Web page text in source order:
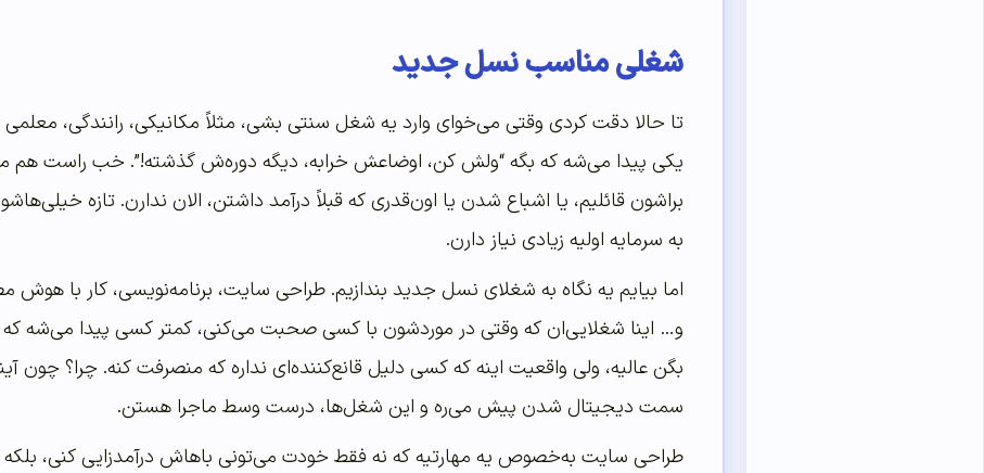
شغلی مناسب نسل جدید
تا حالا دقت کردی وقتی می‌خوای وارد یه شغل سنتی بشی، مثلاً مکانیکی، رانندگی،
یکی پیدا می‌شه که بگه “ولش کن، اوضاعش خرابه، دیگه دوره‌ش گذشته!”. خب راست هم
براشون قائلیم، یا اشباع شدن یا اون‌قدری که قبلاً درآمد داشتن، الان ندارن. تازه
به سرمایه اولیه زیادی نیاز دارن.
اما بیایم یه نگاه به شغلای نسل جدید بندازیم. طراحی سایت، برنامه‌نویسی، کار با
و… اینا شغلایی‌ان که وقتی در موردشون با کسی صحبت می‌کنی، کمتر کسی پیدا می‌شه که
بگن عالیه، ولی واقعیت اینه که کسی دلیل قانع‌کننده‌ای نداره که منصرفت کنه. چرا؟ چون
سمت دیجیتال شدن پیش می‌ره و این شغل‌ها، درست وسط ماجرا هستن.
طراحی سایت به‌خصوص یه مهارتیه که نه فقط خودت می‌تونی باهاش درآمدزایی کنی،